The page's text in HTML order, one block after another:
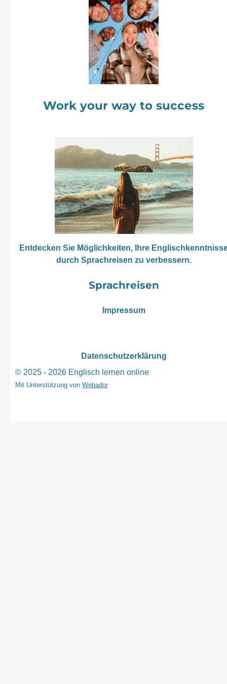
Work your way to success
Entdecken Sie Möglichkeiten, Ihre
durch Sprachreisen zu verbessern.
Sprachreisen
Impressum
Datenschutzerklärung
© 2025 - 2026 Englisch lernen online
Mit Unterstützung von Webador